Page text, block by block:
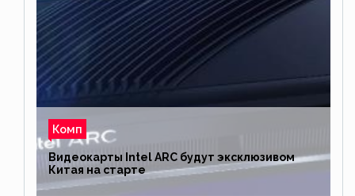
Комп
Видеокарты Intel ARC будут эксклюзивом
Китая на старте